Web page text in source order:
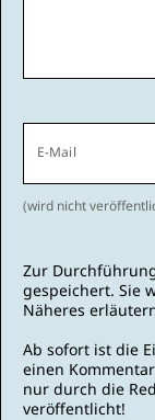
E-Mail
(wird nicht
Zur
gespeichert. Sie
Näheres
Ab sofort ist die
einen
nur durch die
veröffentlicht!